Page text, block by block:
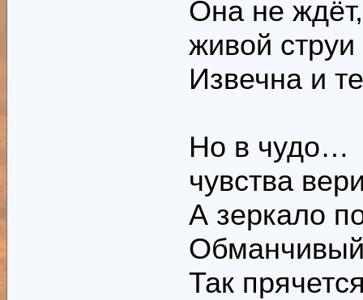
Она не ждёт,
живой
Извечна и
Но в чудо…
чувства
А зеркало
Так